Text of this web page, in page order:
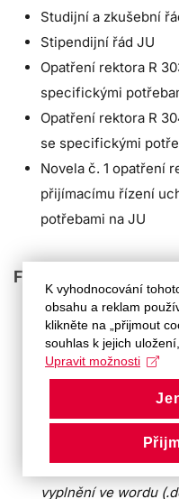
Studijní a zkušební
Stipendijní řád JU
Opatření rektora R
specifickými
Opatření rektora R
se specifickými
Novela č. 1 opatření
přijímacímu řízení
potřebami na JU
Formuláře
Žádost o poskytnutí
(.doc)
Žádost o poskytnutí
Žádost o poskytnutí
Souhlas se
vyplnění ve wordu
K vyhodnocování
obsahu a reklam
klikněte na „přijmout
souhlas k jejich
Upravit možnosti